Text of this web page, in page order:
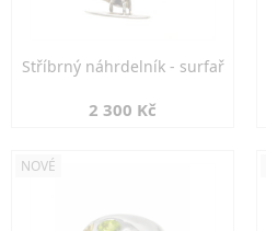
Stříbrný náhrdelník - surfař
2 300 Kč
NOVÉ